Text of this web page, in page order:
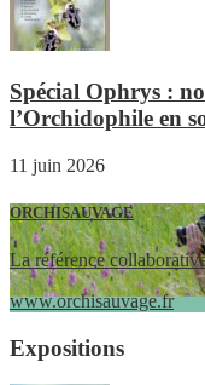
Spécial Ophrys :
l’Orchidophile en
11 juin 2026
ORCHISAUVAGE
La référence
www.orchisauvage.fr
Expositions